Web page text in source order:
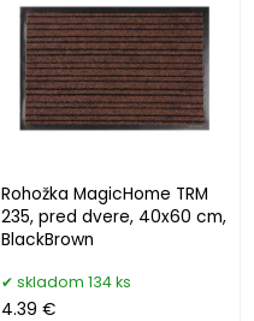
Rohožka MagicHome TRM
235, pred dvere, 40x60 cm,
BlackBrown
skladom 134 ks
4.39 €